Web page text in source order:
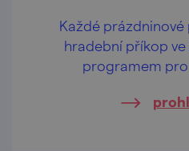
Každé prázdninové
hradební příkop
programem